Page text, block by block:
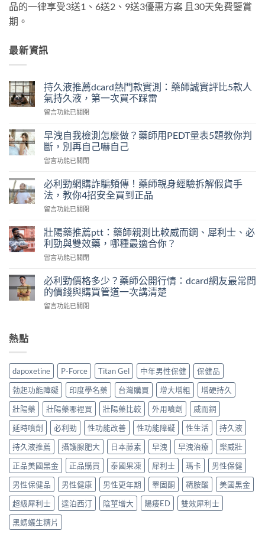
品的一律享受3送1、6送2、9送3優惠方案 且30天免費鑒賞
期。
最新資訊
持久液推薦dcard熱門款實測：藥師誠實評比5款人
氣持久液，第一次買不踩雷
在
久
液
推
薦
熱
門
款
實
藥
師
實
比
5
款
第
一
次
買
不
踩
雷〉
中
留言功能已關閉
早洩自我檢測怎麼做？藥師用PEDT量表5題教你判
斷，別再自己嚇自己
在
洩
自
我
檢
怎
麼
做？
藥
用
PEDT
表
斷，
別
再
自
己
嚇
己〉
中
留言功能已關閉
必利勁網購詐騙頻傳！藥師親身經驗拆解假貨手
法，教你4招安全買到正品
在
利
勁
網
購
騙
頻
傳！
藥
拆
解
假
貨
手
法，
你
4
招
安
全
買
到
正
品〉
中
留言功能已關閉
壯陽藥推薦ptt：藥師親測比較威而鋼、犀利士、必
利勁與雙效藥，哪種最適合你？
在
陽
藥
推
薦
較
威
而
鋼、
犀
士、
必
利
勁
與
雙
效
藥，
哪
種
留言功能已關閉
必利勁價格多少？藥師公開行情：dcard網友最常問
的價錢與購買管道一次講清楚
在
多
少？
藥
師
公
開
情：
dcard
網
友
最
常
問
的
價
錢
留言功能已關閉
熱點
dapoxetine P-Force Titan Gel 中年男性保健
保健品
勃起功能障礙
印度學名藥 台灣購買 增大增粗
增硬持久
壯陽藥
壯陽藥哪裡買 壯陽藥比較 外用噴劑
威而鋼
延時噴劑
必利勁 性功能改善 性功能障礙 性生活
持久液
持久液推薦
攝護腺肥大 日本藤素 早洩 早洩治療
樂威壯
正品美國黑金
正品購買 泰國果凍 犀利士 瑪卡
男性保健
男性保健品
男性健康 男性更年期 睪固酮 精胺酸
美國黑金
超級犀利士
達泊西汀 陰莖增大 陽痿ED
雙效犀利士
黑螞蟻生精片